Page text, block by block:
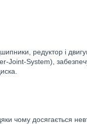
редуктор і
System),
чому досягається